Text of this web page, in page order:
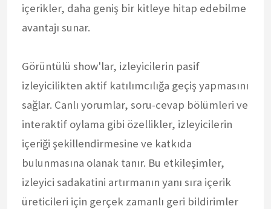
içerikler, daha geniş bir kitleye hitap edebilme
avantajı sunar.
Görüntülü show'lar, izleyicilerin pasif
izleyicilikten aktif katılımcılığa geçiş yapmasını
sağlar. Canlı yorumlar, soru-cevap bölümleri ve
interaktif oylama gibi özellikler, izleyicilerin
içeriği şekillendirmesine ve katkıda
bulunmasına olanak tanır. Bu etkileşimler,
izleyici sadakatini artırmanın yanı sıra içerik
üreticileri için gerçek zamanlı geri bildirimler